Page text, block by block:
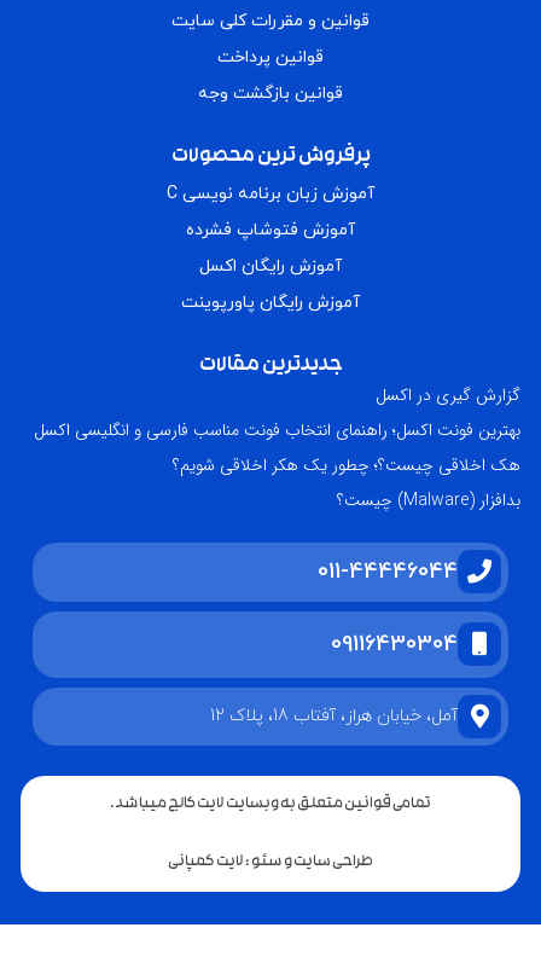
قوانین و مقررات کلی سایت
قوانین پرداخت
قوانین بازگشت وجه
پرفروش ترین محصولات
آموزش زبان برنامه نویسی C
آموزش فتوشاپ فشرده
آموزش رایگان اکسل
آموزش رایگان پاورپوینت
جدیدترین مقالات
گزارش گیری در اکسل
بهترین فونت اکسل؛ راهنمای انتخاب فونت مناسب فارسی و انگلیسی اکسل
هک اخلاقی چیست؟؛ چطور یک هکر اخلاقی شویم؟
بدافزار (Malware) چیست؟
011-44446044
09116430304
آمل، خیابان هراز، آفتاب 18، پلاک 12
تمامی قوانین متعلق به وبسایت لایت کالج میباشد.
طراحی سایت و سئو : لایت کمپانی